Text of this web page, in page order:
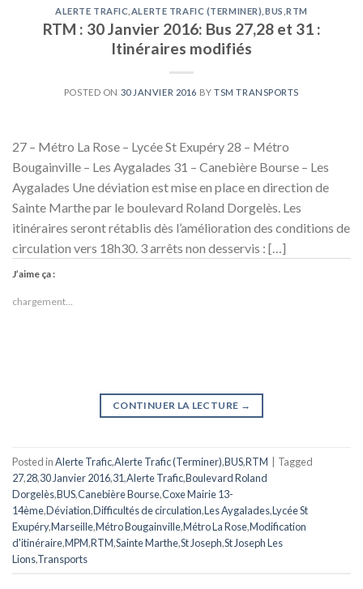
ALERTE TRAFIC ALERTE TRAFIC (TERMINER) BUS ,RTM
RTM : 30 Janvier 2016: Bus 27,28 et 31 :
Itinéraires modifiés
POSTED ON 30 JANVIER 2016 BYTSM TRANSPORTS
27 – Métro La Rose – Lycée St Exupéry 28 – Métro
Bougainville – Les Aygalades 31 – Canebière Bourse – Les
Aygalades Une déviation est mise en place en direction de
Sainte Marthe par le boulevard Roland Dorgelès. Les
itinéraires seront rétablis dès l’amélioration des conditions de
circulation vers 18h30. 3 arrêts non desservis : […]
J’aime ça :
chargement…
CONTINUER LA LECTURE →
Posted inAlerte Trafic,Alerte Trafic (Terminer),BUS,RTM
Tagged
27,28,30 Janvier 2016,31,Alerte Trafic,Boulevard Roland
Dorgelès,BUS,Canebière Bourse,Coxe Mairie 13-
14ème,Déviation,Difficultés de circulation,Les Aygalades,Lycée St
Exupéry,Marseille,Métro Bougainville,Métro La Rose,Modification
d'itinéraire,MPM,RTM,Sainte Marthe,St Joseph,St Joseph Les
Lions,Transports